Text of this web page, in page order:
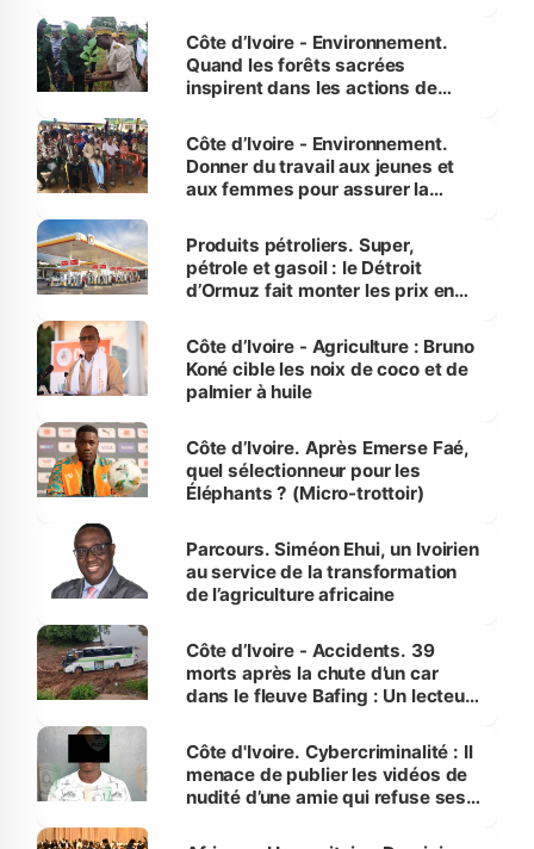
Côte d’Ivoire - Environnement.
Quand les forêts sacrées
inspirent dans les actions de
Côte d’Ivoire - Environnement.
Donner du travail aux jeunes et
aux femmes pour assurer la
menacées
Produits pétroliers. Super,
pétrole et gasoil : le Détroit
d’Ormuz fait monter les prix en
Côte d’Ivoire - Agriculture : Bruno
Koné cible les noix de coco et de
palmier à huile
Côte d’Ivoire. Après Emerse Faé,
quel sélectionneur pour les
Éléphants ? (Micro-trottoir)
Parcours. Siméon Ehui, un Ivoirien
au service de la transformation
de l’agriculture africaine
Côte d’Ivoire - Accidents. 39
morts après la chute d’un car
dans le fleuve Bafing : Un lecteur
des Transports
Côte d'Ivoire. Cybercriminalité : Il
menace de publier les vidéos de
nudité d’une amie qui refuse ses